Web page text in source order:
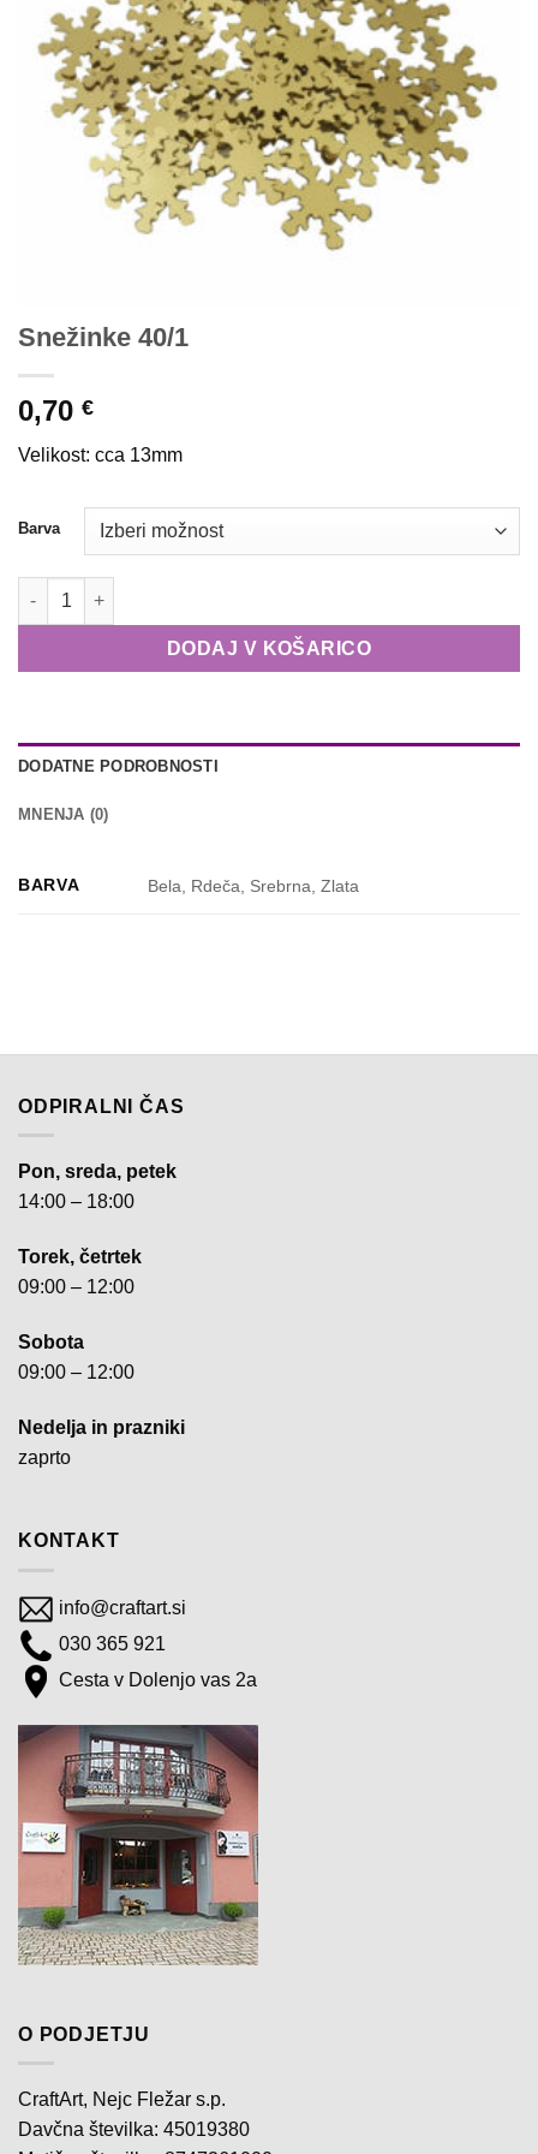
Snežinke 40/1
0,70 €
Velikost: cca 13mm
Barva
Snežinke 40/1 količina
DODAJ V KOŠARICO
DODATNE PODROBNOSTI
MNENJA (0)
BARVA Bela, Rdeča, Srebrna, Zlata
ODPIRALNI ČAS
Pon, sreda, petek
14:00 – 18:00
Torek, četrtek
09:00 – 12:00
Sobota
09:00 – 12:00
Nedelja in prazniki
zaprto
KONTAKT
info@craftart.si
030 365 921
Cesta v Dolenjo vas 2a
O PODJETJU
CraftArt, Nejc Fležar s.p.
Davčna številka: 45019380